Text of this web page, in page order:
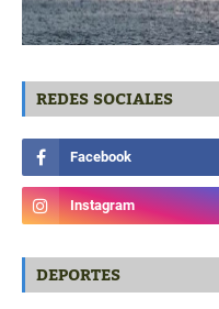
REDES SOCIALES
DEPORTES